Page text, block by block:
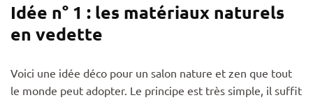
Idée n° 1 : les matériaux naturels
en vedette
Voici une idée déco pour un salon nature et zen que tout
le monde peut adopter. Le principe est très simple, il suffit